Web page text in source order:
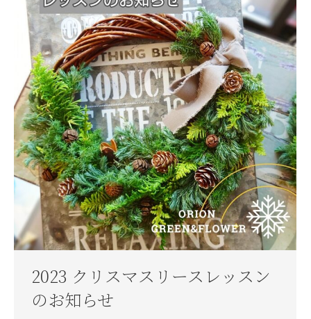
2023 クリスマスリースレッスン
のお知らせ